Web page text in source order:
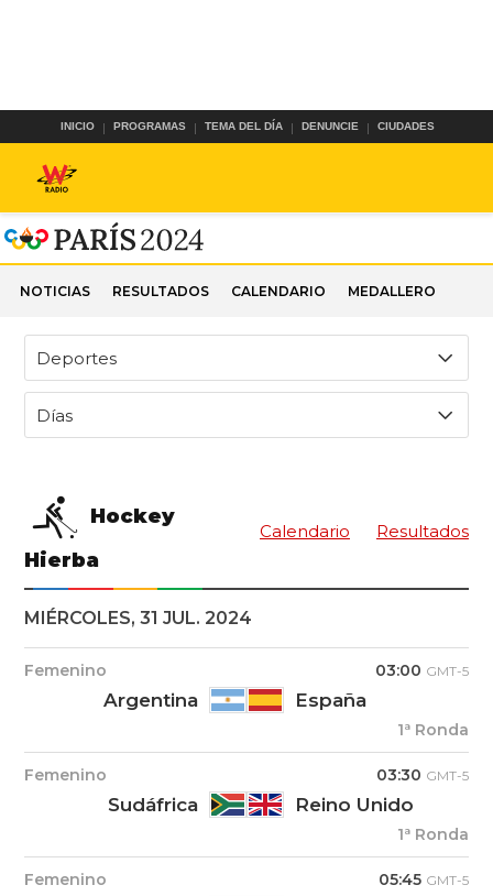
INICIO PROGRAMAS TEMA DEL DÍA DENUNCIE CIUDADES
NOTICIAS RESULTADOS CALENDARIO MEDALLERO
Deportes
Días
Hockey
Hierba
Calendario Resultados
MIÉRCOLES, 31 JUL. 2024
Femenino 03:00 GMT-5
Argentina España
1ª Ronda
Femenino 03:30 GMT-5
Sudáfrica Reino Unido
1ª Ronda
Femenino 05:45 GMT-5